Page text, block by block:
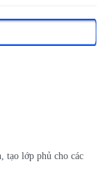
tạo lớp phủ cho các